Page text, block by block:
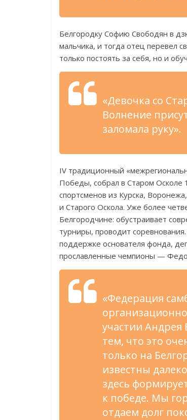
Белгородку Софию Свободян в
мальчика, и тогда отец перевел
только постоять за себя, но и
«Девочка со
Волнение
заломала руку».
IV традиционный
Победы, собрал в Старом
спортсменов из Курска,
и Старого Оскола. Уже более
Белгородчине: обустраивает
турниры, проводит
поддержке основателя фонда,
прославленные чемпионы —
«Федерация
участии
тем, что это
только на
известны
здесь
к победе. Мы
отдаем долг